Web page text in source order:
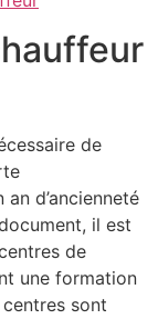
de
d’ancienneté
il est
de
une formation
sont